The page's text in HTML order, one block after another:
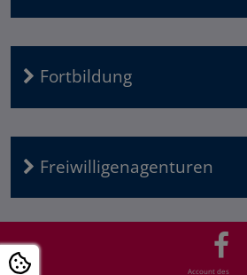
Fortbildung
Freiwilligenagenturen
Account des